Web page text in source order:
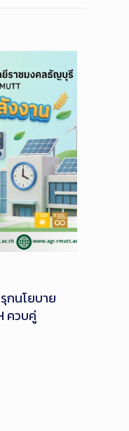
กนโยบาย
ควบคู่